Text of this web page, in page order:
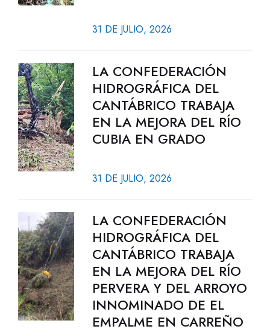
31 DE JULIO, 2026
LA CONFEDERACIÓN
HIDROGRÁFICA DEL
CANTÁBRICO TRABAJA
EN LA MEJORA DEL RÍO
CUBIA EN GRADO
31 DE JULIO, 2026
LA CONFEDERACIÓN
HIDROGRÁFICA DEL
CANTÁBRICO TRABAJA
EN LA MEJORA DEL RÍO
PERVERA Y DEL ARROYO
INNOMINADO DE EL
EMPALME EN CARREÑO